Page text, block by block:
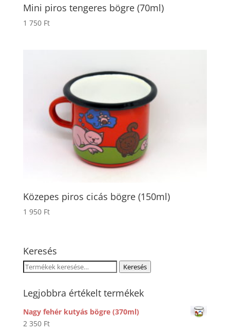
Mini piros tengeres bögre (70ml)
1 750 Ft
Közepes piros cicás bögre (150ml)
1 950 Ft
Keresés
Keresés
következőre:
Keresés
Legjobbra értékelt termékek
Nagy fehér kutyás bögre (370ml)
2 350 Ft